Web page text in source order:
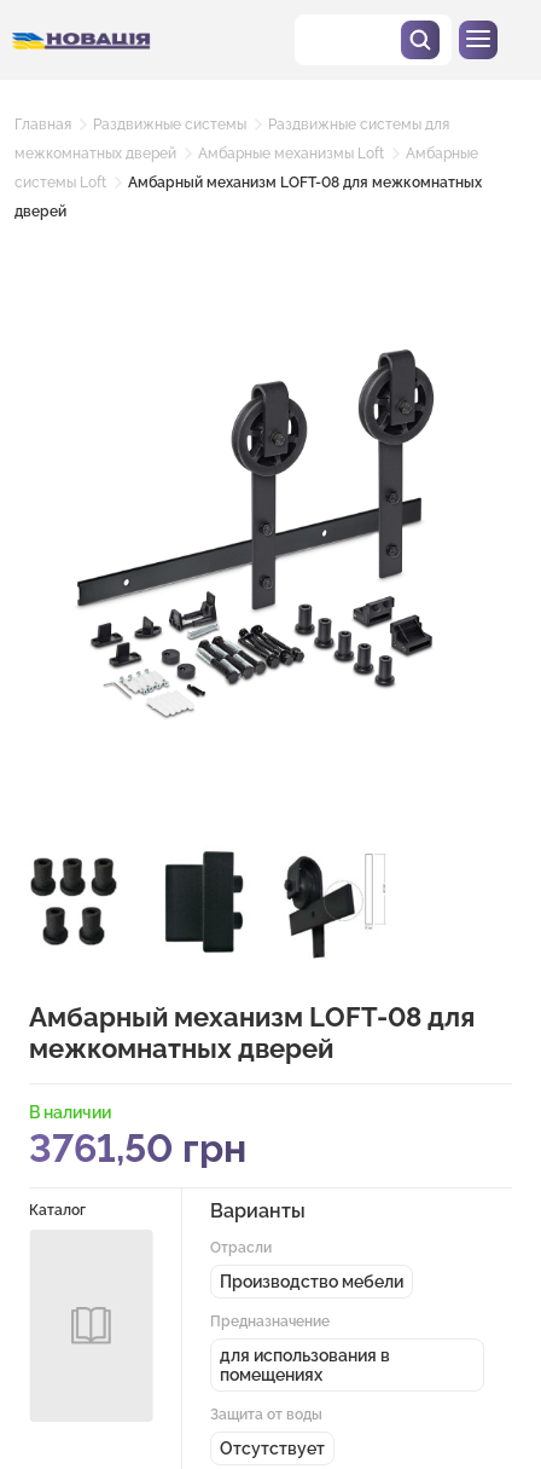
Главная Раздвижные системы
Раздвижные системы для
межкомнатных дверей
Амбарные механизмы Loft
Амбарные
системы Loft
Амбарный механизм LOFT-08 для межкомнатных
дверей
Амбарный механизм LOFT-08 для
межкомнатных дверей
В наличии
3761,50 грн
Каталог Варианты
Отрасли
Производство мебели
Предназначение
для использования в
помещениях
Защита от воды
Отсутствует